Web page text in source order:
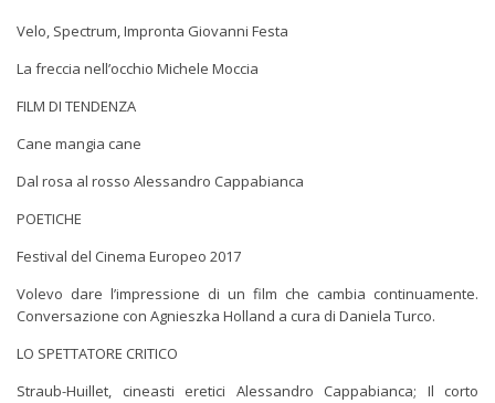
Velo, Spectrum, Impronta Giovanni Festa
La freccia nell’occhio Michele Moccia
FILM DI TENDENZA
Cane mangia cane
Dal rosa al rosso Alessandro Cappabianca
POETICHE
Festival del Cinema Europeo 2017
Volevo dare l’impressione di un film che cambia continuamente.
Conversazione con Agnieszka Holland a cura di Daniela Turco.
LO SPETTATORE CRITICO
Straub-Huillet, cineasti eretici Alessandro Cappabianca; Il corto